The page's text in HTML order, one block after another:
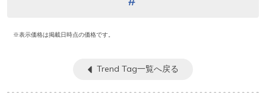
※表示価格は掲載日時点の価格です。
Trend Tag一覧へ戻る